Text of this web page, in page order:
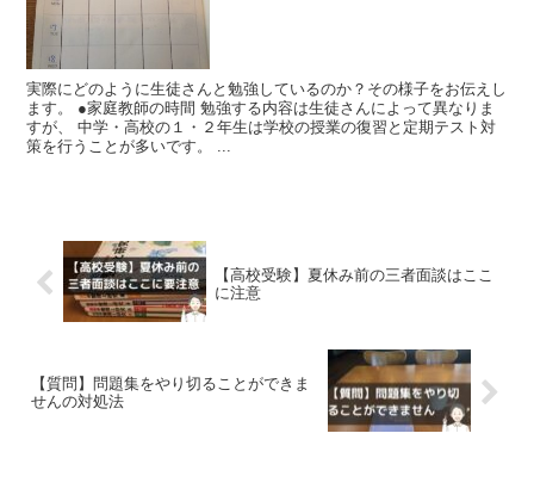
実際にどのように生徒さんと勉強しているのか？その様子をお伝えし
ます。 ●家庭教師の時間 勉強する内容は生徒さんによって異なりま
すが、 中学・高校の１・２年生は学校の授業の復習と定期テスト対
策を行うことが多いです。 ...
【高校受験】夏休み前の三者面談はここ
に注意
【質問】問題集をやり切ることができま
せんの対処法